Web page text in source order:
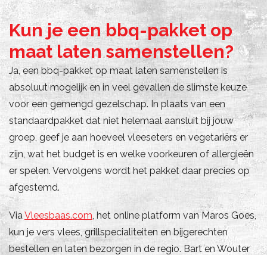
Kun je een bbq-pakket op
maat laten samenstellen?
Ja, een bbq-pakket op maat laten samenstellen is
absoluut mogelijk en in veel gevallen de slimste keuze
voor een gemengd gezelschap. In plaats van een
standaardpakket dat niet helemaal aansluit bij jouw
groep, geef je aan hoeveel vleeseters en vegetariërs er
zijn, wat het budget is en welke voorkeuren of allergieën
er spelen. Vervolgens wordt het pakket daar precies op
afgestemd.
Via Vleesbaas.com , het online platform van Maros Goes,
kun je vers vlees, grillspecialiteiten en bijgerechten
bestellen en laten bezorgen in de regio. Bart en Wouter